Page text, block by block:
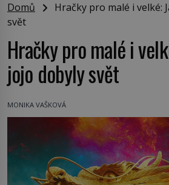
Domů
Hračky pro malé i velké:
svět
Hračky pro malé i
jojo dobyly svět
MONIKA VAŠKOVÁ